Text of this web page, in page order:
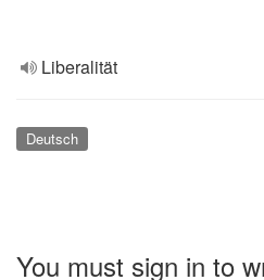
Liberalität
Deutsch
You must sign in to